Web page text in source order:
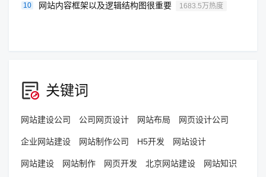
10 网站内容框架以及逻辑结构图很重要 1683.5万热度
关键词
网站建设公司 公司网页设计 网站布局 网页设计公司
企业网站建设 网站制作公司 H5开发 网站设计
网站建设 网站制作 网页开发 北京网站建设 网站知识